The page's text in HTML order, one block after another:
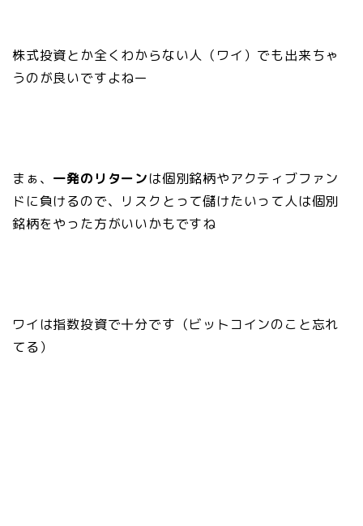
株式投資とか全くわからない人（ワイ）でも出来ちゃ
うのが良いですよねー
まぁ、 一発のリターンは個別銘柄やアクティブファン
ドに負けるので、リスクとって儲けたいって人は個別
銘柄をやった方がいいかもですね
ワイは指数投資で十分です（ビットコインのこと忘れ
てる）